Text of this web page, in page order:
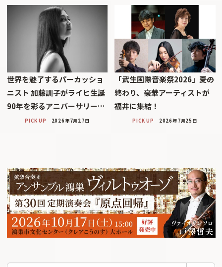
世界を魅了するパーカッショ
ニスト 加藤訓子がライヒ生誕
90年を彩るアニバーサリー…
PICK UP 2026年7月27日
「武生国際音楽祭2026」――夏の
終わり、豪華アーティストが
福井に集結！
PICK UP 2026年7月25日